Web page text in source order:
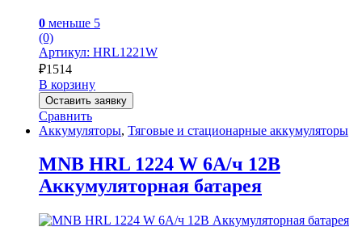
0 меньше 5
(0)
Артикул: HRL1221W
₽1514
В корзину
Оставить заявку
Сравнить
Аккумуляторы, Тяговые и стационарные аккумуляторы
MNB HRL 1224 W 6А/ч 12В
Аккумуляторная батарея